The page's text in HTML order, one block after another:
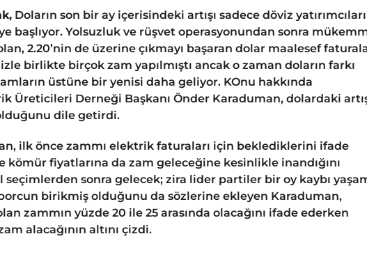
Doların son bir ay içerisindeki artışı sadece döviz
başlıyor. Yolsuzluk ve rüşvet operasyonundan sonra
2.20’nin de üzerine çıkmayı başaran dolar maalesef
birlikte birçok zam yapılmıştı ancak o zaman doların farkı
üstüne bir yenisi daha geliyor. KOnu hakkında
Üreticileri Derneği Başkanı Önder Karaduman, dolardaki
dile getirdi.
ilk önce zammı elektrik faturaları için beklediklerini ifade
kömür fiyatlarına da zam geleceğine kesinlikle inandığını
sonra gelecek; zira lider partiler bir oy kaybı
birikmiş olduğunu da sözlerine ekleyen Karaduman,
zammın yüzde 20 ile 25 arasında olacağını ifade ederken
alacağının altını çizdi.